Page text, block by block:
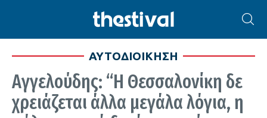
ΑΥΤΟΔΙΟΙΚΗΣΗ
Αγγελούδης: “Η Θεσσαλονίκη δε
χρειάζεται άλλα μεγάλα λόγια, η